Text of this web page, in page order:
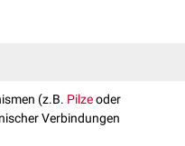
(z.B. Pilzeoder
Verbindungen